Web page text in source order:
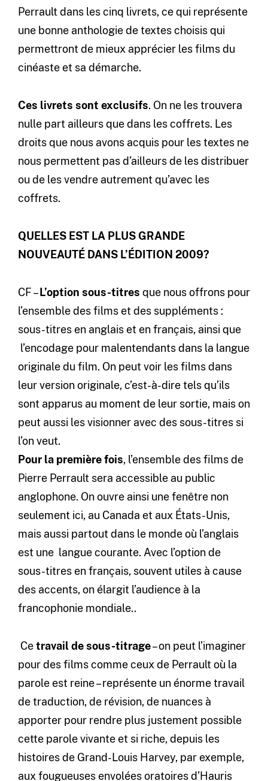
Perrault dans les cinq livrets, ce qui représente
une bonne anthologie de textes choisis qui
permettront de mieux apprécier les films du
cinéaste et sa démarche.
Ces livrets sont exclusifs. On ne les trouvera
nulle part ailleurs que dans les coffrets. Les
droits que nous avons acquis pour les textes ne
nous permettent pas d’ailleurs de les distribuer
ou de les vendre autrement qu’avec les
coffrets.
QUELLES EST LA PLUS GRANDE
NOUVEAUTÉ DANS L’ÉDITION 2009?
CF –L’option sous-titres que nous offrons pour
l’ensemble des films et des suppléments :
sous-titres en anglais et en français, ainsi que
l’encodage pour malentendants dans la langue
originale du film. On peut voir les films dans
leur version originale, c’est-à-dire tels qu’ils
sont apparus au moment de leur sortie, mais on
peut aussi les visionner avec des sous-titres si
l’on veut.
Pour la première fois, l’ensemble des films de
Pierre Perrault sera accessible au public
anglophone. On ouvre ainsi une fenêtre non
seulement ici, au Canada et aux États-Unis,
mais aussi partout dans le monde où l’anglais
est une langue courante. Avec l’option de
sous-titres en français, souvent utiles à cause
des accents, on élargit l’audience à la
francophonie mondiale..
Cetravail de sous-titrage– on peut l’imaginer
pour des films comme ceux de Perrault où la
parole est reine – représente un énorme travail
de traduction, de révision, de nuances à
apporter pour rendre plus justement possible
cette parole vivante et si riche, depuis les
histoires de Grand-Louis Harvey, par exemple,
aux fougueuses envolées oratoires d’Hauris